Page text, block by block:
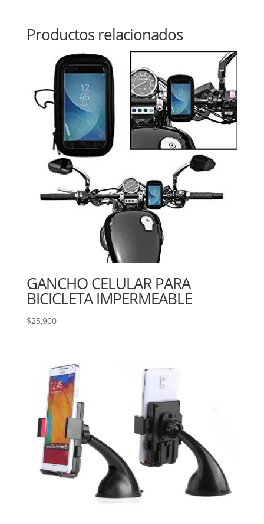
Productos relacionados
GANCHO CELULAR PARA
BICICLETA IMPERMEABLE
$25,900